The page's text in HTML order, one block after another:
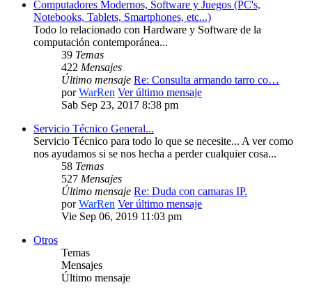
Computadores Modernos, Software y Juegos (PC's,
Notebooks, Tablets, Smartphones, etc...)
Todo lo relacionado con Hardware y Software de la
computación contemporánea...
39 Temas
422 Mensajes
Último mensaje Re: Consulta armando tarro co…
porWarRen Ver último mensaje
Sab Sep 23, 2017 8:38 pm
Servicio Técnico General...
Servicio Técnico para todo lo que se necesite... A ver como
nos ayudamos si se nos hecha a perder cualquier cosa...
58 Temas
527 Mensajes
Último mensaje Re: Duda con camaras IP.
porWarRen Ver último mensaje
Vie Sep 06, 2019 11:03 pm
Otros
Temas
Mensajes
Último mensaje